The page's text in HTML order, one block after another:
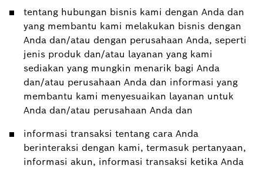
tentang hubungan bisnis kami dengan Anda dan
yang membantu kami melakukan bisnis dengan
Anda dan/atau dengan perusahaan Anda, seperti
jenis produk dan/atau layanan yang kami
sediakan yang mungkin menarik bagi Anda
dan/atau perusahaan Anda dan informasi yang
membantu kami menyesuaikan layanan untuk
Anda dan/atau perusahaan Anda dan
informasi transaksi tentang cara Anda
berinteraksi dengan kami, termasuk pertanyaan,
informasi akun, informasi transaksi ketika Anda